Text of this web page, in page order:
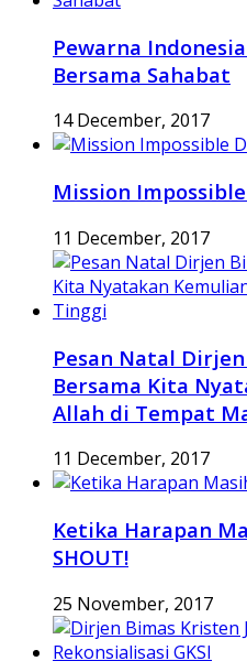
Pewarna
Bersama Sahabat
14 December, 2017
Mission
11 December, 2017
Pesan Natal
Bersama Kita
Allah di Tempat
11 December, 2017
Ketika Harapan
SHOUT!
25 November, 2017